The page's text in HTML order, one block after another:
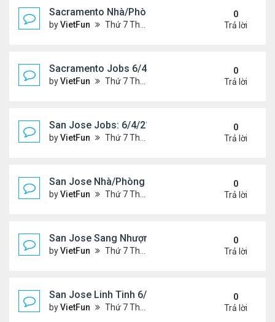
Sacramento Nhà/Phòng 6/4/21- 6/11/21
byVietFun Thứ 7 Tháng 6 05, 2021 10:13 am
0
Trả lời
Sacramento Jobs 6/4/21- 6/11/21
byVietFun Thứ 7 Tháng 6 05, 2021 10:12 am
0
Trả lời
San Jose Jobs: 6/4/21- 6/11/2021
byVietFun Thứ 7 Tháng 6 05, 2021 9:26 am
0
Trả lời
San Jose Nhà/Phòng 6/4/21- 6/11/21
byVietFun Thứ 7 Tháng 6 05, 2021 9:24 am
0
Trả lời
San Jose Sang Nhượng 6/4/21-6/11/21
byVietFun Thứ 7 Tháng 6 05, 2021 9:18 am
0
Trả lời
San Jose Linh Tinh 6/4/21 - 6/11/21
byVietFun Thứ 7 Tháng 6 05, 2021 9:17 am
0
Trả lời